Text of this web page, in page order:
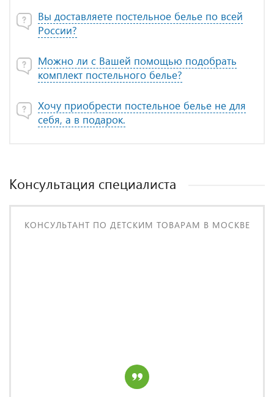
Вы доставляете постельное белье по всей
России?
Можно ли с Вашей помощью подобрать
комплект постельного белье?
Хочу приобрести постельное белье не для
себя, а в подарок.
Консультация специалиста
КОНСУЛЬТАНТ ПО ДЕТСКИМ ТОВАРАМ В МОСКВЕ